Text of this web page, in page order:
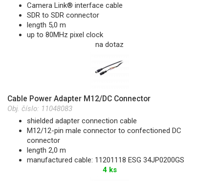
Camera Link® interface cable
SDR to SDR connector
length 5,0 m
up to 80MHz pixel clock
na dotaz
Cable Power Adapter M12/DC Connector
Obj. číslo: 11048083
shielded adapter connection cable
M12/12-pin male connector to confectioned DC
connector
length 2,0 m
manufactured cable: 11201118 ESG 34JP0200GS
4 ks